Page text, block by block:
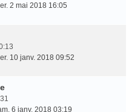
2 mai 2018 16:05
10 janv. 2018 09:52
6 janv. 2018 03:19